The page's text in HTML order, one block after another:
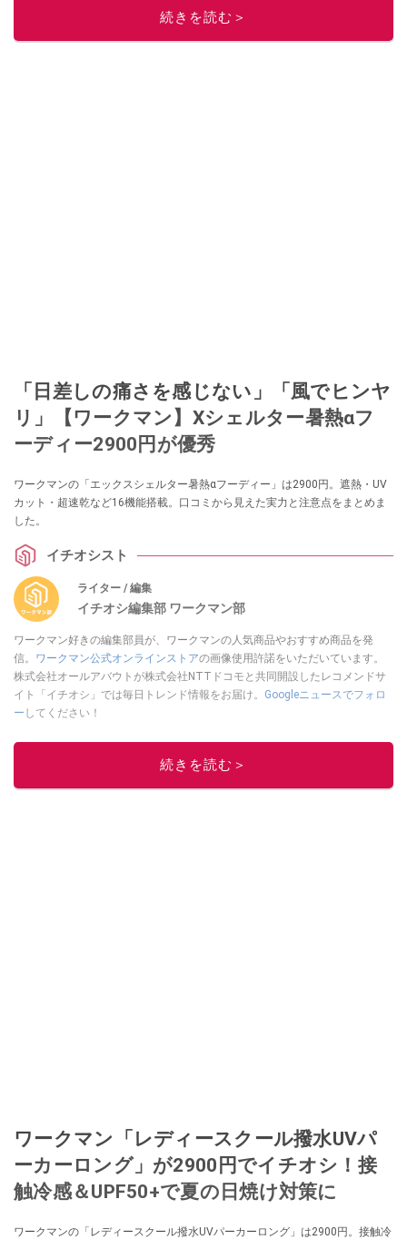
続きを読む＞
「日差しの痛さを感じない」「風でヒンヤ
リ」【ワークマン】Xシェルター暑熱αフ
ーディー2900円が優秀
ワークマンの「エックスシェルター暑熱αフーディー」は2900円。遮熱・UV
カット・超速乾など16機能搭載。口コミから見えた実力と注意点をまとめま
した。
イチオシスト
ライター / 編集
イチオシ編集部 ワークマン部
ワークマン好きの編集部員が、ワークマンの人気商品やおすすめ商品を発
信。 ワークマン公式オンラインストアの画像使用許諾をいただいています。
株式会社オールアバウトが株式会社NTTドコモと共同開設したレコメンドサ
イト「イチオシ」では毎日トレンド情報をお届け。 Googleニュースでフォロ
ー してください！
このイチオシストの他の記事を読む
続きを読む＞
ワークマン「レディースクール撥水UVパ
ーカーロング」が2900円でイチオシ！接
触冷感＆UPF50+で夏の日焼け対策に
ワークマンの「レディースクール撥水UVパーカーロング」は2900円。接触冷